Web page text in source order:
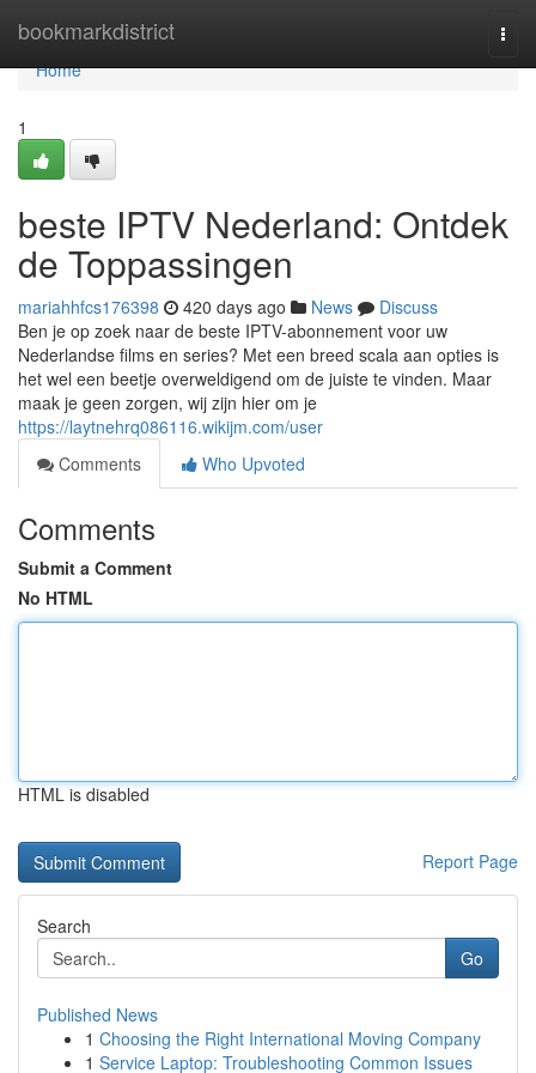
bookmarkdistrict
Home
Home
1
beste IPTV Nederland: Ontdek
de Toppassingen
mariahhfcs176398 420 days ago News
Discuss
Ben je op zoek naar de beste IPTV-abonnement voor uw
Nederlandse films en series? Met een breed scala aan opties is
het wel een beetje overweldigend om de juiste te vinden. Maar
maak je geen zorgen, wij zijn hier om je
https://laytnehrq086116.wikijm.com/user
Comments
Who Upvoted
Comments
Submit a Comment
No HTML
HTML is disabled
Report Page
Search
Go
Published News
1 Choosing the Right International Moving Company
1 Service Laptop: Troubleshooting Common Issues